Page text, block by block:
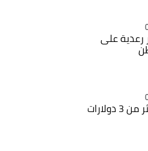
رعدية على
النفط يرتفع بأكثر من 3 دولارات